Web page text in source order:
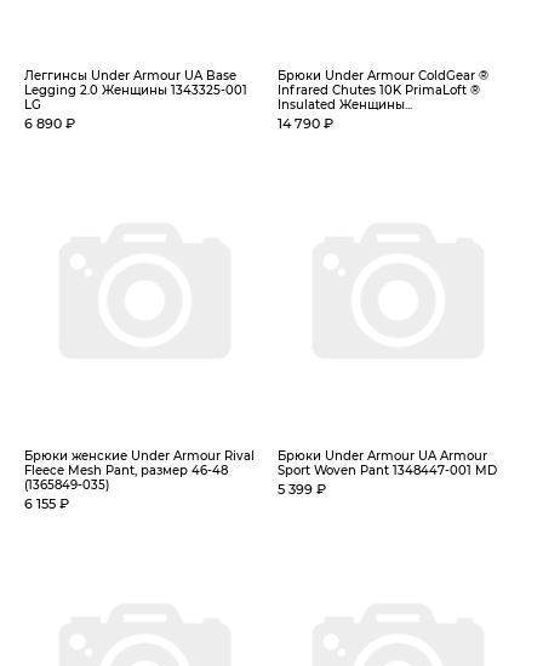
Леггинсы Under Armour UA Base
Legging 2.0 Женщины 1343325-001
LG
6 890 ₽
Брюки Under Armour ColdGear ®
Infrared Chutes 10K PrimaLoft ®
Insulated Женщины...
14 790 ₽
Брюки женские Under Armour Rival
Fleece Mesh Pant, размер 46-48
(1365849-035)
6 155 ₽
Брюки Under Armour UA Armour
Sport Woven Pant 1348447-001 MD
5 399 ₽